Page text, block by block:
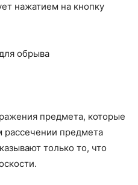
нажатием на кнопку
обрыва
предмета, которые
предмета
только то, что